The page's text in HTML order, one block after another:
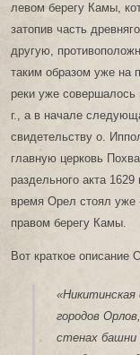
левом берегу Камы,
затопив часть
другую,
таким образом уже на
реки уже совершалось
г., а в начале
свидетельству о.
главную церковь
раздельного акта
время Орел стоял уже
правом берегу Камы.
Вот краткое описание
городов
стенах башни